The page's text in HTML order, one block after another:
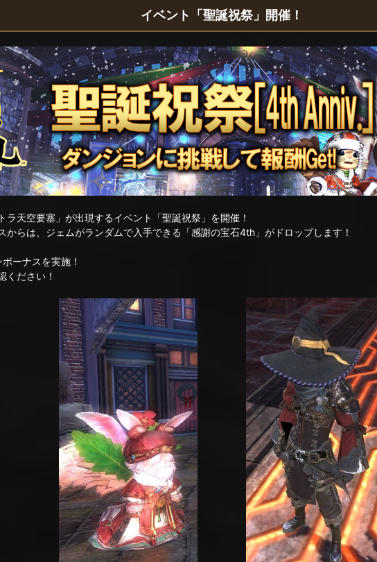
イベント「聖誕祝祭」開催！
ラ天空要塞」が出現するイベント「聖誕祝祭」を開催！
からは、ジェムがランダムで入手できる「感謝の宝石4th」がドロップします！
ーナスを実施！
ください！